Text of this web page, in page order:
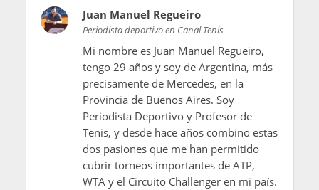
Juan Manuel Regueiro
Periodista deportivo en Canal Tenis
Mi nombre es Juan Manuel Regueiro,
tengo 29 años y soy de Argentina, más
precisamente de Mercedes, en la
Provincia de Buenos Aires. Soy
Periodista Deportivo y Profesor de
Tenis, y desde hace años combino estas
dos pasiones que me han permitido
cubrir torneos importantes de ATP,
WTA y el Circuito Challenger en mi país.